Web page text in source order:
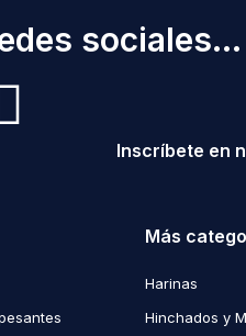
sociales...
Inscríbete en
Más
Harinas
Hinchados y